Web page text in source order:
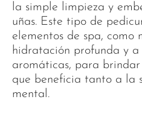
la simple limpieza y
uñas. Este tipo de
elementos de spa, como
hidratación profunda y a
aromáticas, para
que beneficia tanto a la
mental.